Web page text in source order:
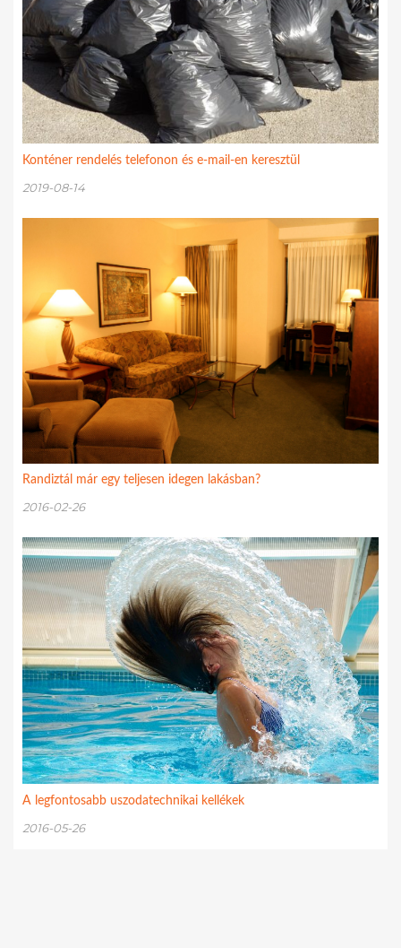
Konténer rendelés telefonon és e-mail-en keresztül
2019-08-14
Randiztál már egy teljesen idegen lakásban?
2016-02-26
A legfontosabb uszodatechnikai kellékek
2016-05-26